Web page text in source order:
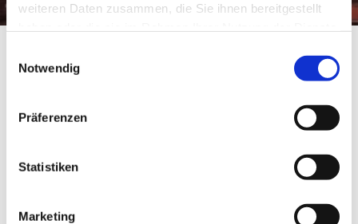
weiteren Daten zusammen, die Sie ihnen bereitgestellt
Notwendig
Präferenzen
Statistiken
Marketing
Der Bastianshauser Hof liegt mitten in den Weinbergen – 3 km westlich von Bechtheim. Im kleinen
Ortsteil Bechtheim-West widmet sich die Familie Sebastian und Ralf Erbeldinger der Erzeugung